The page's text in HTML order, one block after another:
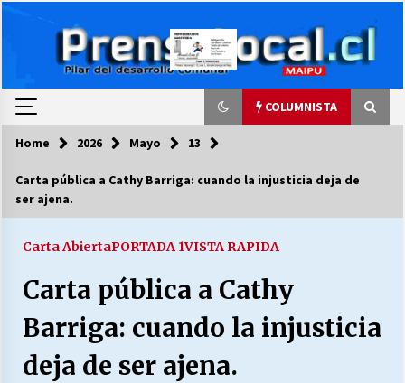
COLUMNISTA
COLUMNISTA
03/08/2026
LA DC POR SIEMPRE.RECORDANDO 69 AÑOS DE
28/07/2026
“ORGULLOSOS DE SER DC” SALUDA EL
Home 2026 Mayo 13
Carta pública a Cathy Barriga: cuando la injusticia deja de
ser ajena.
Carta AbiertaPORTADA 1VISTA RAPIDA
Carta pública a Cathy
Barriga: cuando la injusticia
deja de ser ajena.